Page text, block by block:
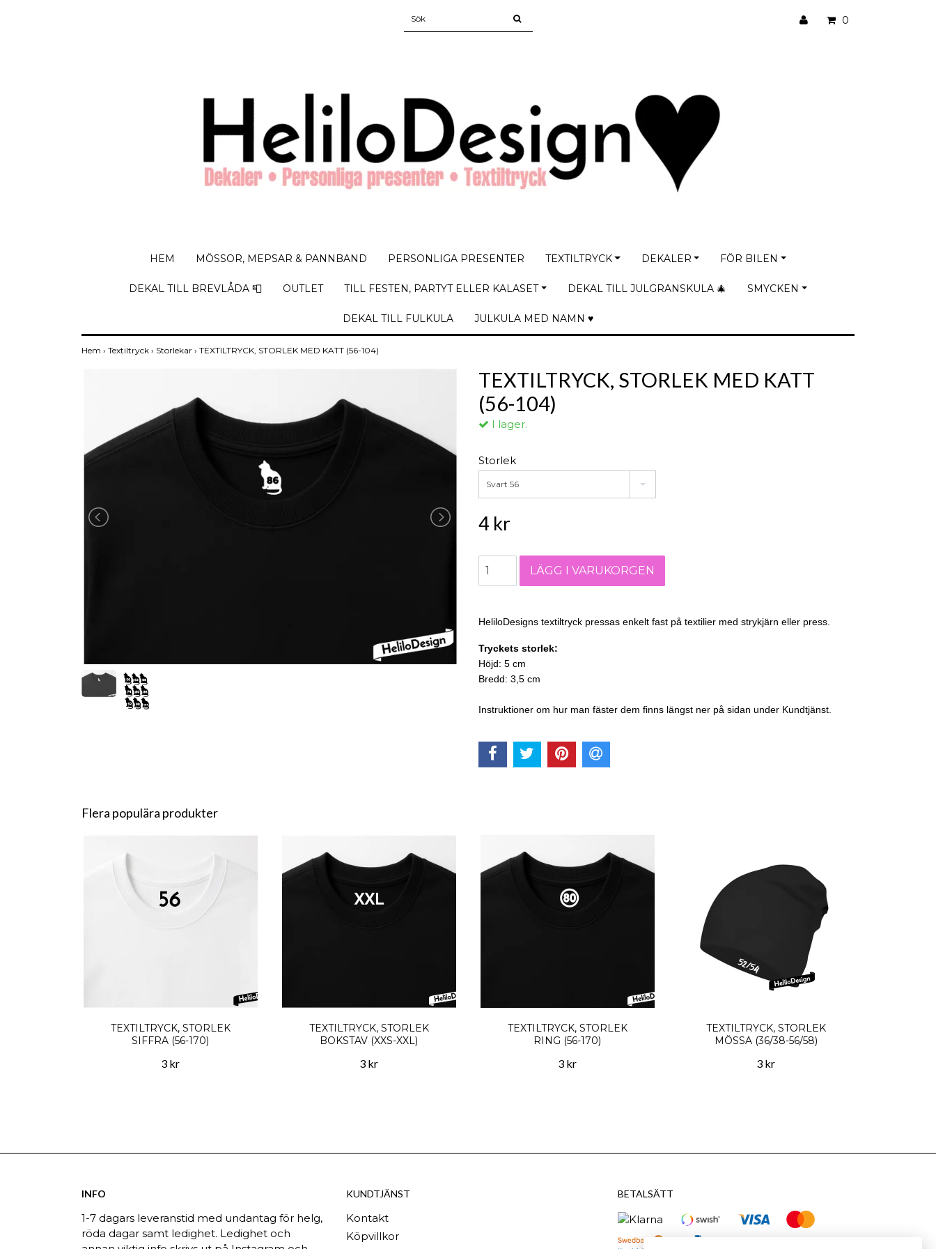
0
HEM MÖSSOR, MEPSAR & PANNBAND PERSONLIGA PRESENTER TEXTILTRYCK DEKALER FÖR BILEN
DEKAL TILL BREVLÅDA 📮 OUTLET TILL FESTEN, PARTYT ELLER KALASET DEKAL TILL JULGRANSKULA 🎄 SMYCKEN
DEKAL TILL FULKULA JULKULA MED NAMN ♥
Hem › Textiltryck › Storlekar › TEXTILTRYCK, STORLEK MED KATT (56-104)
TEXTILTRYCK, STORLEK MED KATT
(56-104)
I lager.
Storlek
Svart 56
4 kr
HeliloDesigns textiltryck pressas enkelt fast på textilier med strykjärn eller press.
Tryckets storlek:
Höjd: 5 cm
Bredd: 3,5 cm
Instruktioner om hur man fäster dem finns längst ner på sidan under Kundtjänst.
Flera populära produkter
TEXTILTRYCK, STORLEK
SIFFRA (56-170)
3 kr
TEXTILTRYCK, STORLEK
BOKSTAV (XXS-XXL)
3 kr
TEXTILTRYCK, STORLEK
RING (56-170)
3 kr
TEXTILTRYCK, STORLEK
MÖSSA (36/38-56/58)
3 kr
INFO
1-7 dagars leveranstid med undantag för helg,
röda dagar samt ledighet. Ledighet och
KUNDTJÄNST
Kontakt
Köpvillkor
BETALSÄTT